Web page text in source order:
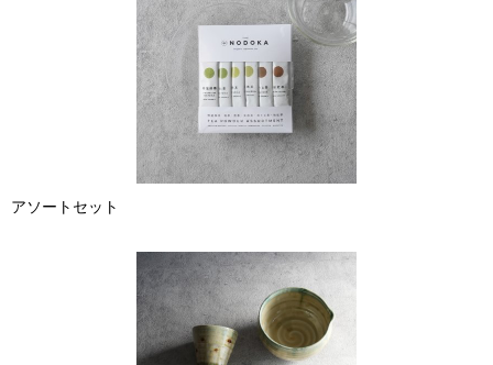
アソートセット